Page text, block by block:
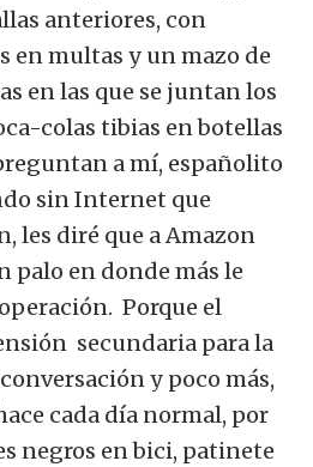
anteriores, con
en multas y un mazo de
en las que se juntan los
colas tibias en botellas
a mí, españolito
sin Internet que
les diré que a Amazon
palo en donde más le
Porque el
secundaria para la
y poco más,
cada día normal, por
negros en bici, patinete